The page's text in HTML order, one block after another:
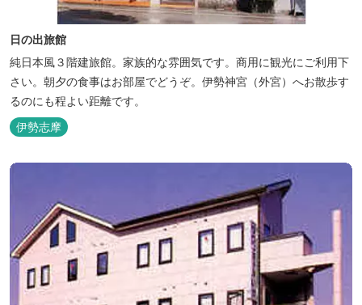
日の出旅館
純日本風３階建旅館。家族的な雰囲気です。商用に観光にご利用下
さい。朝夕の食事はお部屋でどうぞ。伊勢神宮（外宮）へお散歩す
るのにも程よい距離です。
伊勢志摩